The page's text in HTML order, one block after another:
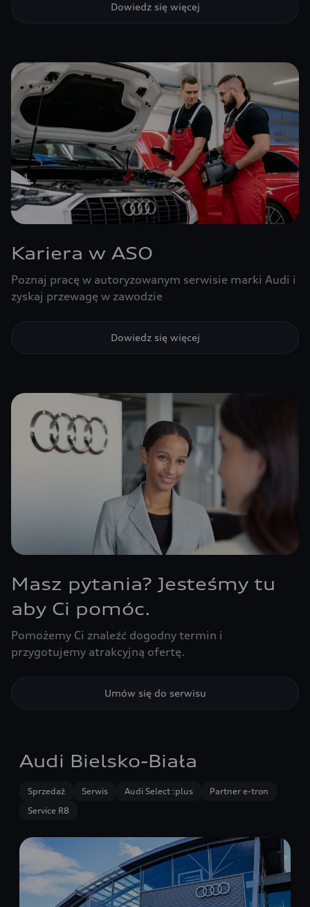
Dowiedz się więcej
Kariera w ASO
Poznaj pracę w autoryzowanym serwisie marki Audi i
zyskaj przewagę w zawodzie
Dowiedz się więcej
Masz pytania? Jesteśmy tu
aby Ci pomóc.
Pomożemy Ci znaleźć dogodny termin i
przygotujemy atrakcyjną ofertę.
Umów się do serwisu
Audi Bielsko-Biała
Sprzedaż Serwis Audi Select :plus
Partner e-tron
Service R8